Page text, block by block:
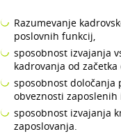
Razumevanje
poslovnih funkcij,
sposobnost izvajanja
kadrovanja od začetka
sposobnost določanja
obveznosti zaposlenih
sposobnost izvajanja
zaposlovanja.